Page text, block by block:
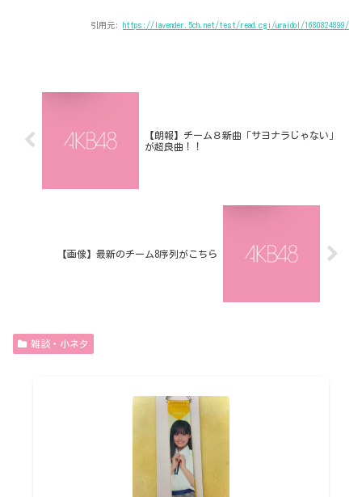
引用元: https://lavender.5ch.net/test/read.cgi/uraidol/1680824899/
【朗報】チーム８新曲「サヨナラじゃない」
が超良曲！！
【画像】最新のチーム8序列がこちら
雑談・小ネタ